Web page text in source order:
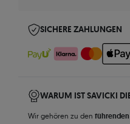
SICHERE ZAHLUNGEN
WARUM IST SAVICKI
Wir gehören zu den